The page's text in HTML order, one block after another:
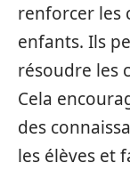
renforcer les
enfants. Ils
résoudre les
Cela
des
les élèves et